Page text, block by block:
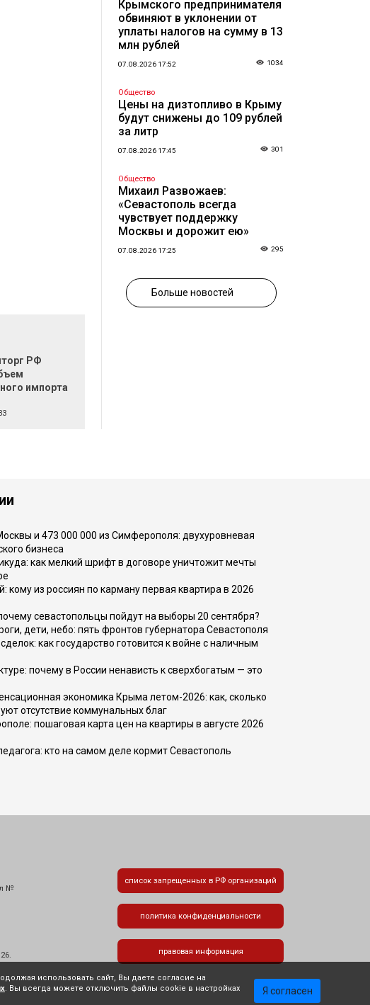
РФ
импорта
Крымского предпринимателя
обвиняют в уклонении от
уплаты налогов на сумму в 13
млн рублей
07.08.2026 17:52 1034
Общество
Цены на дизтопливо в Крыму
будут снижены до 109 рублей
за литр
07.08.2026 17:45 301
Общество
Михаил Развожаев:
«Севастополь всегда
чувствует поддержку
Москвы и дорожит ею»
07.08.2026 17:25 295
Больше новостей
и 473 000 000 из Симферополя: двухуровневая
бизнеса
как мелкий шрифт в договоре уничтожит мечты
кому из россиян по карману первая квартира в 2026
севастопольцы пойдут на выборы 20 сентября?
дети, небо: пять фронтов губернатора Севастополя
как государство готовится к войне с наличным
почему в России ненависть к сверхбогатым — это
экономика Крыма летом-2026: как, сколько
отсутствие коммунальных благ
пошаговая карта цен на квартиры в августе 2026
кто на самом деле кормит Севастополь
№
список запрещенных в РФ организаций
политика конфиденциальности
правовая информация
использовать сайт, Вы даете согласие на
. Вы всегда можете отключить файлы cookie в настройках
Я согласен